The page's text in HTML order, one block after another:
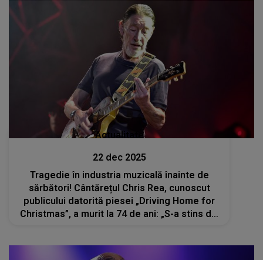
Actualitate
22 dec 2025
Tragedie în industria muzicală înainte de
sărbători! Cântărețul Chris Rea, cunoscut
publicului datorită piesei „Driving Home for
Christmas”, a murit la 74 de ani: „S-a stins din